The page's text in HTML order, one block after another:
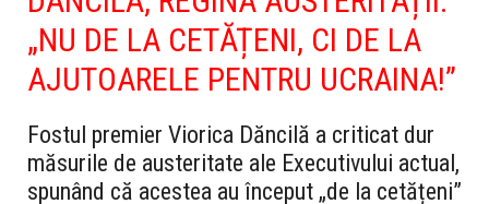
„NU DE LA CETĂȚENI, CI DE LA
AJUTOARELE PENTRU UCRAINA!”
Fostul premier Viorica Dăncilă a criticat dur
măsurile de austeritate ale Executivului actual,
spunând că acestea au început „de la cetățeni”